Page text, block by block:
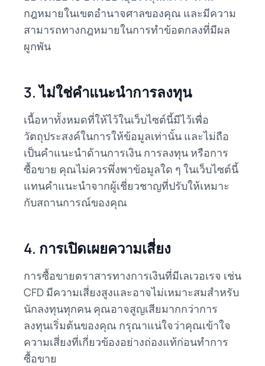
กฎหมายในเขตอำนาจศาลของคุณ และมีความ
สามารถทางกฎหมายในการทำข้อตกลงที่มีผล
ผูกพัน
3. ไม่ใช่คำแนะนำการลงทุน
เนื้อหาทั้งหมดที่ให้ไว้ในเว็บไซต์นี้มีไว้เพื่อ
วัตถุประสงค์ในการให้ข้อมูลเท่านั้น และไม่ถือ
เป็นคำแนะนำด้านการเงิน การลงทุน หรือการ
ซื้อขาย คุณไม่ควรพึ่งพาข้อมูลใด ๆ ในเว็บไซต์นี้
แทนคำแนะนำจากผู้เชี่ยวชาญที่ปรับให้เหมาะ
กับสถานการณ์ของคุณ
4. การเปิดเผยความเสี่ยง
การซื้อขายตราสารทางการเงินที่มีเลเวอเรจ เช่น
CFD มีความเสี่ยงสูงและอาจไม่เหมาะสมสำหรับ
นักลงทุนทุกคน คุณอาจสูญเสียมากกว่าการ
ลงทุนเริ่มต้นของคุณ กรุณาแน่ใจว่าคุณเข้าใจ
ความเสี่ยงที่เกี่ยวข้องอย่างถ่องแท้ก่อนทำการ
ซื้อขาย